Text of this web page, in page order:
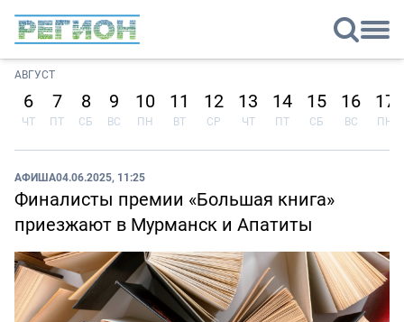
АВГУСТ
6
ЧТ
7
ПТ
8
СБ
9
ВС
10
ПН
11
ВТ
12
СР
13
ЧТ
14
ПТ
15
СБ
16
ВС
17
ПН
АФИША04.06.2025, 11:25
Финалисты премии «Большая книга»
приезжают в Мурманск и Апатиты